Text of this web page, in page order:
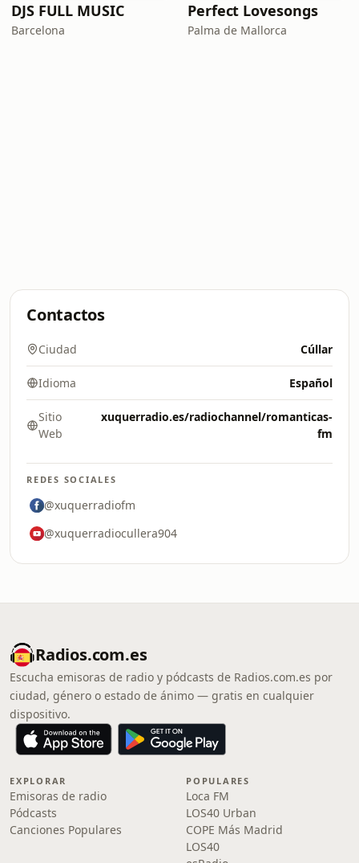
DJS FULL MUSIC
Barcelona
Perfect Lovesongs
Palma de Mallorca
Contactos
Ciudad Cúllar
Idioma Español
Sitio
Web
xuquerradio.es/radiochannel/romanticas-
fm
REDES SOCIALES
@xuquerradiofm
@xuquerradiocullera904
Radios.com.es
Escucha emisoras de radio y pódcasts de Radios.com.es por
ciudad, género o estado de ánimo — gratis en cualquier
dispositivo.
EXPLORAR
Emisoras de radio
Pódcasts
Canciones Populares
POPULARES
Loca FM
LOS40 Urban
COPE Más Madrid
LOS40